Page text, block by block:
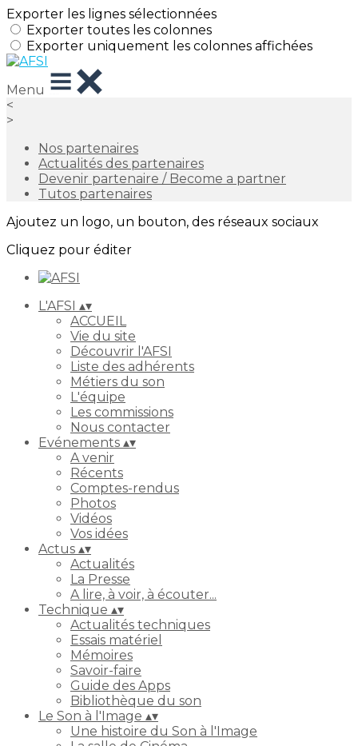
Exporter les lignes sélectionnées
Exporter toutes les colonnes
Exporter uniquement les colonnes affichées
Menu
<
>
Nos partenaires
Actualités des partenaires
Devenir partenaire / Become a partner
Tutos partenaires
Ajoutez un logo, un bouton, des réseaux sociaux
Cliquez pour éditer
L'AFSI ▴▾
ACCUEIL
Vie du site
Découvrir l'AFSI
Liste des adhérents
Métiers du son
L'équipe
Les commissions
Nous contacter
Evénements ▴▾
A venir
Récents
Comptes-rendus
Photos
Vidéos
Vos idées
Actus ▴▾
Actualités
La Presse
A lire, à voir, à écouter...
Technique ▴▾
Actualités techniques
Essais matériel
Mémoires
Savoir-faire
Guide des Apps
Bibliothèque du son
Le Son à l'Image ▴▾
Une histoire du Son à l'Image